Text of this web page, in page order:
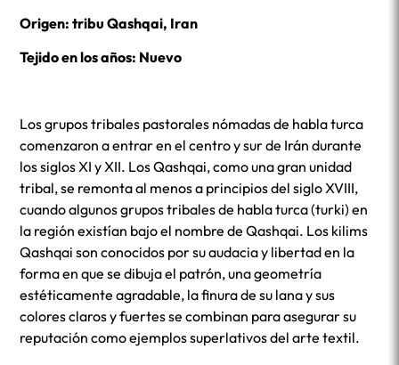
Origen: tribu Qashqai, Iran
Tejido en los años: Nuevo
Los grupos tribales pastorales nómadas de habla turca
comenzaron a entrar en el centro y sur de Irán durante
los siglos XI y XII. Los Qashqai, como una gran unidad
tribal, se remonta al menos a principios del siglo XVIII,
cuando algunos grupos tribales de habla turca (turki) en
la región existían bajo el nombre de Qashqai. Los kilims
Qashqai son conocidos por su audacia y libertad en la
forma en que se dibuja el patrón, una geometría
estéticamente agradable, la finura de su lana y sus
colores claros y fuertes se combinan para asegurar su
reputación como ejemplos superlativos del arte textil.